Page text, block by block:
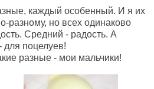
каждый особенный. И я их
разному, но всех одинаково
Средний - радость. А
поцелуев!
разные - мои мальчики!